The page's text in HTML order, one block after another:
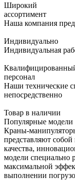
Широкий
ассортимент
Наша компания
Индивидуально
Индивидуальная
персонал
Наши технические
непосредственно
Товар в наличии
Популярные модели
Краны-
представляют собой
качества,
модели специально
максимальной
выполнении